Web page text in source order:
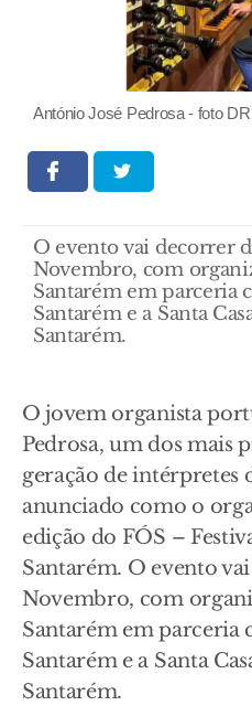
António José Pedrosa - foto DR
O evento vai decorrer
Novembro, com
Santarém em parceria
Santarém e a Santa
Santarém.
O jovem organista
Pedrosa, um dos mais
geração de intérpretes
anunciado como o
edição do FÓS –
Santarém. O evento
Novembro, com
Santarém em parceria
Santarém e a Santa
Santarém.